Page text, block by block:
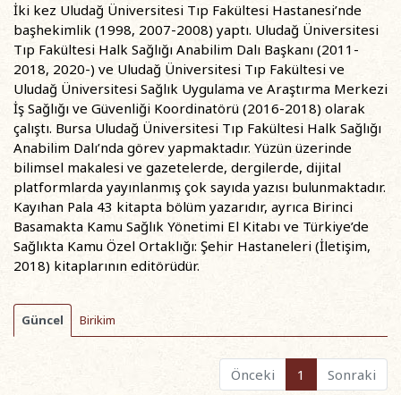
İki kez Uludağ Üniversitesi Tıp Fakültesi Hastanesi’nde
başhekimlik (1998, 2007-2008) yaptı. Uludağ Üniversitesi
Tıp Fakültesi Halk Sağlığı Anabilim Dalı Başkanı (2011-
2018, 2020-) ve Uludağ Üniversitesi Tıp Fakültesi ve
Uludağ Üniversitesi Sağlık Uygulama ve Araştırma Merkezi
İş Sağlığı ve Güvenliği Koordinatörü (2016-2018) olarak
çalıştı. Bursa Uludağ Üniversitesi Tıp Fakültesi Halk Sağlığı
Anabilim Dalı’nda görev yapmaktadır. Yüzün üzerinde
bilimsel makalesi ve gazetelerde, dergilerde, dijital
platformlarda yayınlanmış çok sayıda yazısı bulunmaktadır.
Kayıhan Pala 43 kitapta bölüm yazarıdır, ayrıca Birinci
Basamakta Kamu Sağlık Yönetimi El Kitabı ve Türkiye’de
Sağlıkta Kamu Özel Ortaklığı: Şehir Hastaneleri (İletişim,
2018) kitaplarının editörüdür.
Güncel Birikim
Önceki 1 Sonraki